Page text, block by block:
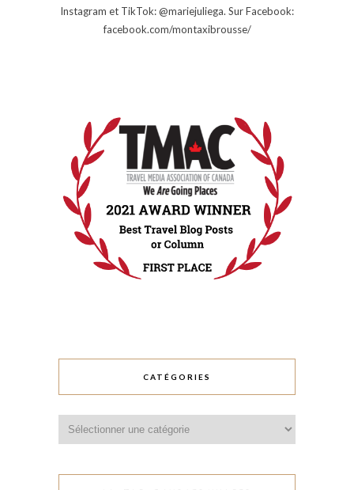
Instagram et TikTok: @mariejuliega. Sur Facebook:
facebook.com/montaxibrousse/
CATÉGORIES